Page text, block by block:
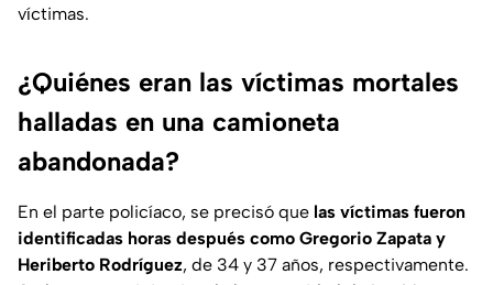
víctimas.
¿Quiénes eran las víctimas mortales
halladas en una camioneta
abandonada?
En el parte policíaco, se precisó que las víctimas fueron
identificadas horas después como Gregorio Zapata y
Heriberto Rodríguez, de 34 y 37 años, respectivamente.